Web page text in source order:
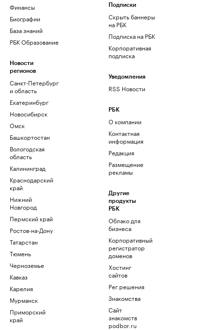
Финансы
Биографии
База знаний
РБК Образование
Новости
регионов
Санкт-Петербург
и область
Екатеринбург
Новосибирск
Омск
Башкортостан
Вологодская
область
Калининград
Краснодарский
край
Нижний
Новгород
Пермский край
Ростов-на-Дону
Татарстан
Тюмень
Черноземье
Кавказ
Карелия
Мурманск
Приморский
край
Подписки
Скрыть баннеры
на РБК
Подписка на РБК
Корпоративная
подписка
Уведомления
RSS Новости
РБК
О компании
Контактная
информация
Редакция
Размещение
рекламы
Другие
продукты
РБК
Облако для
бизнеса
Корпоративный
регистратор
доменов
Хостинг
сайтов
Рег.решения
Знакомства
Сайт
знакомств
podbor.ru